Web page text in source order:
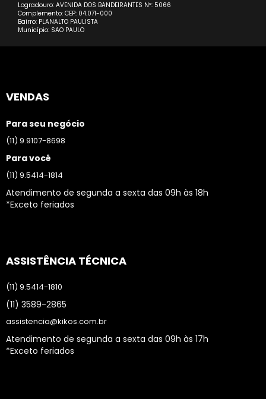
Logradouro: AVENIDA DOS BANDEIRANTES Nº: 5066
Complemento: CEP: 04.071-000
Bairro: PLANALTO PAULISTA
Município: SAO PAULO
VENDAS
Para seu negócio
(11) 9.9107-8698
Para você
(11) 9.5414-1814
Atendimento de segunda a sexta das 09h às 18h
*Exceto feriados
ASSISTÊNCIA TÉCNICA
(11) 9.5414-1810
(11) 3589-2865
assistencia@kikos.com.br
Atendimento de segunda a sexta das 09h às 17h
*Exceto feriados